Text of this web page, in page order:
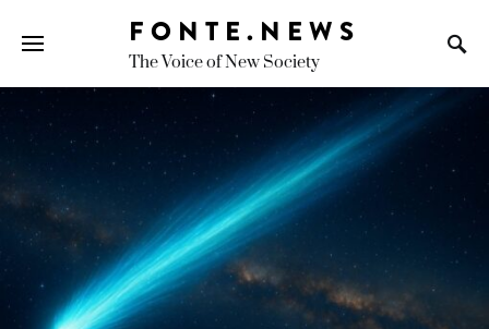
FONTE.NEWS
The Voice of New Society